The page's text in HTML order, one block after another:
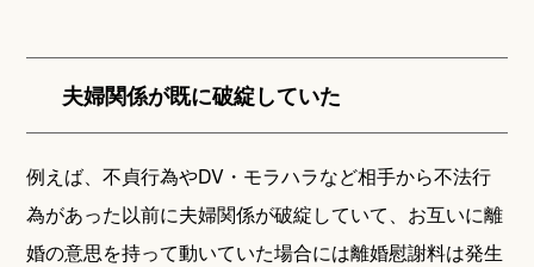
夫婦関係が既に破綻していた
例えば、不貞行為やDV・モラハラなど相手から不法行
為があった以前に夫婦関係が破綻していて、お互いに離
婚の意思を持って動いていた場合には離婚慰謝料は発生